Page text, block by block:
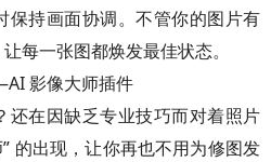
保持画面协调。不管你的图片有
每一张图都焕发最佳状态。
影像大师插件
还在因缺乏专业技巧而对着照片
的出现，让你再也不用为修图发